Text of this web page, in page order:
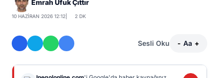
Emrah Ufuk Çıttır
10 HAZIRAN 2026 12:12 2 DK
Sesli Oku - Aa +